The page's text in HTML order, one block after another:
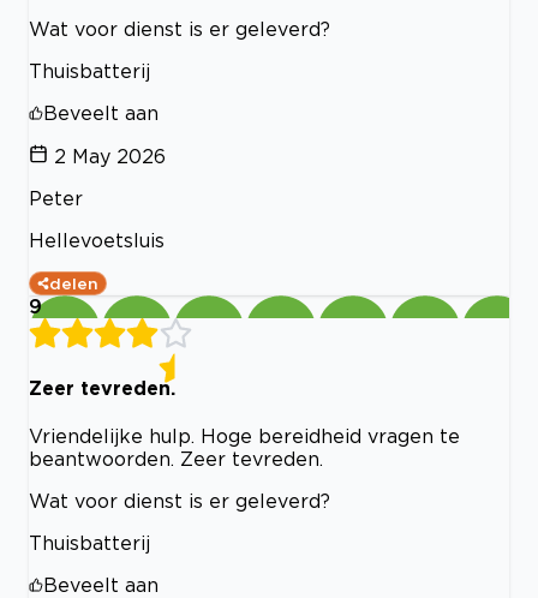
Wat voor dienst is er geleverd?
Thuisbatterij
Beveelt aan
2 May 2026
Peter
Hellevoetsluis
delen
9
Zeer tevreden.
Vriendelijke hulp. Hoge bereidheid vragen te
beantwoorden. Zeer tevreden.
Wat voor dienst is er geleverd?
Thuisbatterij
Beveelt aan